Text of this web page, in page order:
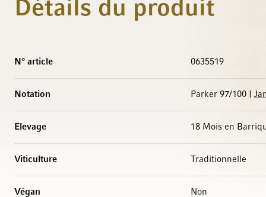
Détails du produit
N° article 0635519
Notation Parker 97/100 |
Elevage 18 Mois en
Viticulture Traditionnelle
Végan Non